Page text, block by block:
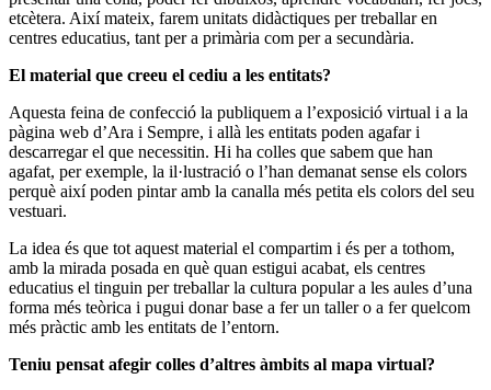
etcètera. Així mateix, farem unitats didàctiques per treballar en
centres educatius, tant per a primària com per a secundària.
El material que creeu el cediu a les entitats?
Aquesta feina de confecció la publiquem a l’exposició virtual i a la
pàgina web d’Ara i Sempre, i allà les entitats poden agafar i
descarregar el que necessitin. Hi ha colles que sabem que han
agafat, per exemple, la il·lustració o l’han demanat sense els colors
perquè així poden pintar amb la canalla més petita els colors del seu
vestuari.
La idea és que tot aquest material el compartim i és per a tothom,
amb la mirada posada en què quan estigui acabat, els centres
educatius el tinguin per treballar la cultura popular a les aules d’una
forma més teòrica i pugui donar base a fer un taller o a fer quelcom
més pràctic amb les entitats de l’entorn.
Teniu pensat afegir colles d’altres àmbits al mapa virtual?